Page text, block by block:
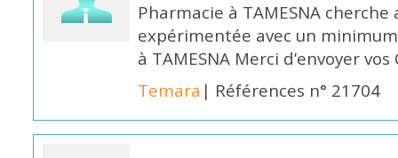
Pharmacie à TAMESNA
expérimentée avec un
à TAMESNA Merci d’envoyer
Temara | Références n° 21704